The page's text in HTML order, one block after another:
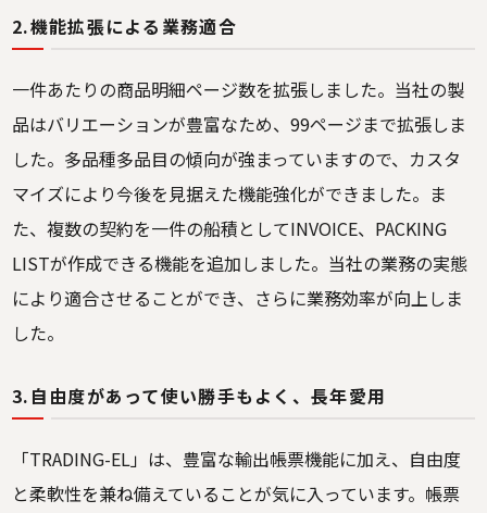
2.機能拡張による業務適合
一件あたりの商品明細ページ数を拡張しました。当社の製
品はバリエーションが豊富なため、99ページまで拡張しま
した。多品種多品目の傾向が強まっていますので、カスタ
マイズにより今後を見据えた機能強化ができました。ま
た、複数の契約を一件の船積としてINVOICE、PACKING
LISTが作成できる機能を追加しました。当社の業務の実態
により適合させることができ、さらに業務効率が向上しま
した。
3.自由度があって使い勝手もよく、長年愛用
「TRADING-EL」は、豊富な輸出帳票機能に加え、自由度
と柔軟性を兼ね備えていることが気に入っています。帳票